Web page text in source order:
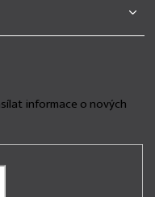
informace o nových